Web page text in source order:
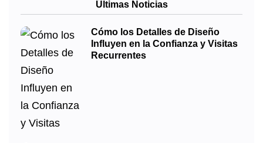
Últimas Noticias
Cómo los Detalles de Diseño
Influyen en la Confianza y Visitas
Recurrentes